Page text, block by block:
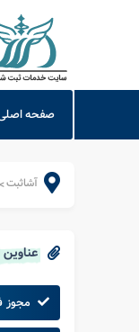
صفحه
آشاثبت>
مجوز